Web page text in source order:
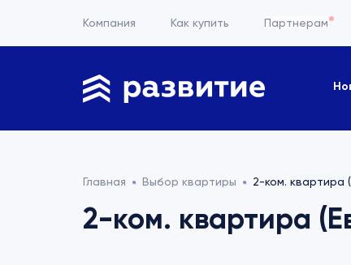
Компания Как купить Партнерам
Главная Выбор квартиры 2-ком. квартира
2-ком. квартира